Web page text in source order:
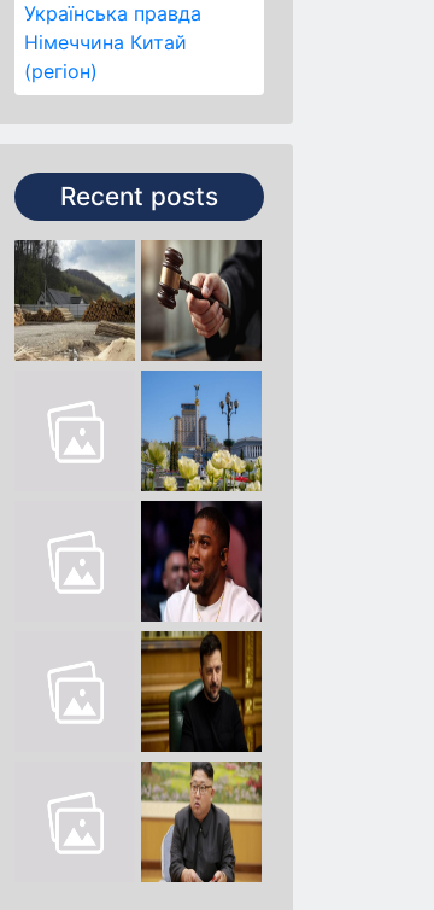
Українська правда
Німеччина Китай
(регіон)
Recent posts